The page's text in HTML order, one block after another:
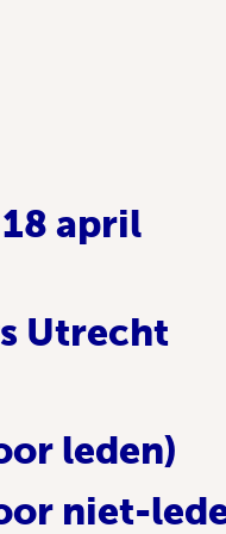
18 april
Utrecht
leden)
niet-